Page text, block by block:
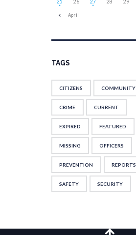
April
25
26 27 28 29
TAGS
CITIZENS COMMUNITY
CRIME CURRENT
EXPIRED FEATURED
MISSING OFFICERS
PREVENTION REPORTS
SAFETY SECURITY